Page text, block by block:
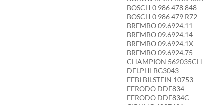
BOSCH 0 986 478 848
BOSCH 0 986 479 R72
BREMBO 09.6924.11
BREMBO 09.6924.14
BREMBO 09.6924.1X
BREMBO 09.6924.75
CHAMPION 562035CH
DELPHI BG3043
FEBI BILSTEIN 10753
FERODO DDF834
FERODO DDF834C